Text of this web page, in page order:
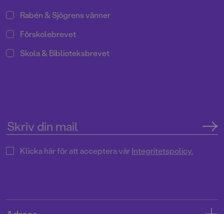
Rabén & Sjögrens vänner
Förskolebrevet
Skola & Biblioteksbrevet
Klicka här för att acceptera vårIntegritetspolicy.